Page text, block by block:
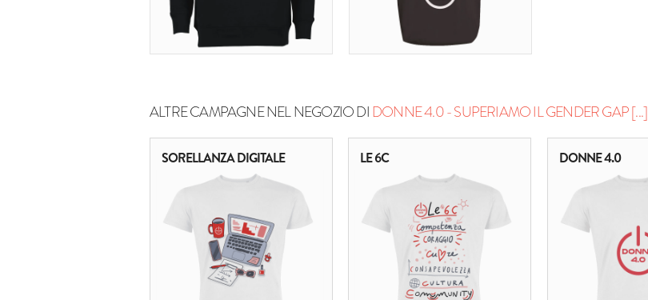
ALTRE CAMPAGNE NEL NEGOZIO DIDONNE 4.0 - SUPERIAMO IL GENDER GAP [...]
SORELLANZA DIGITALE LE 6C DONNE 4.0